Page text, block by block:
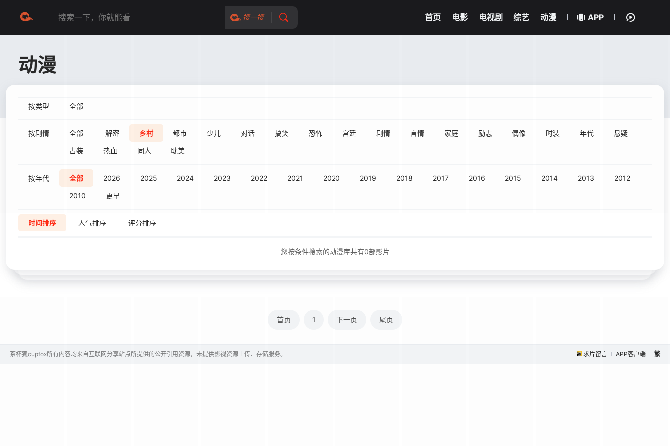
搜一搜 首页 电影 电视剧 综艺 动漫 APP
动漫
按类型 全部
按剧情 全部 解密 乡村 都市 少儿 对话 搞笑 恐怖 宫廷 剧情 言情 家庭 励志 偶像 时装 年代 悬疑
古装 热血 同人 耽美
按年代 全部 2026 2025 2024 2023 2022 2021 2020 2019 2018 2017 2016 2015 2014 2013 2012
2010 更早
时间排序 人气排序 评分排序
您按条件搜索的动漫库共有0部影片
首页 1 下一页 尾页
求片留言 APP客户端 繁
茶杯狐cupfox所有内容均来自互联网分享站点所提供的公开引用资源，未提供影视资源上传、存储服务。